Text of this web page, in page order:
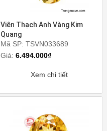
Viên Thạch Anh Vàng Kim
Quang
Mã SP: TSVN033689
Giá:6.494.000₫
Xem chi tiết